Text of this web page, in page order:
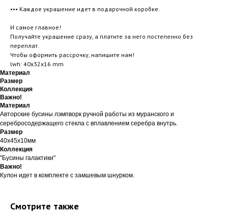
••• Каждое украшение идет в подарочной коробке.
И самое главное!
Получайте украшение сразу, а платите за него постепенно без
переплат.
Чтобы оформить рассрочку, напишите нам!
lwh: 40x32x16 mm
Материал
Размер
Коллекция
Важно!
Материал
Авторские бусины лэмпворк ручной работы из муранского и
серебросодержащего стекла с вплавлением серебра внутрь.
Размер
40х45х10мм
Коллекция
"Бусины галактики"
Важно!
Кулон идет в комплекте с замшевым шнурком.
Смотрите также